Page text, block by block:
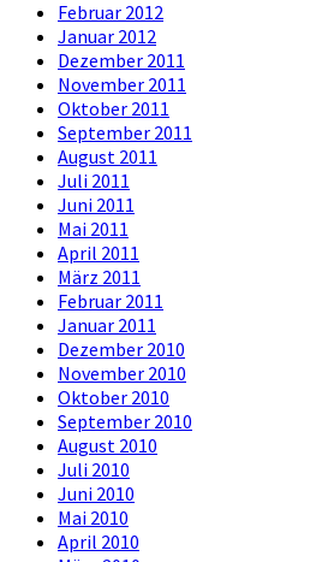
Februar 2012
Januar 2012
Dezember 2011
November 2011
Oktober 2011
September 2011
August 2011
Juli 2011
Juni 2011
Mai 2011
April 2011
März 2011
Februar 2011
Januar 2011
Dezember 2010
November 2010
Oktober 2010
September 2010
August 2010
Juli 2010
Juni 2010
Mai 2010
April 2010